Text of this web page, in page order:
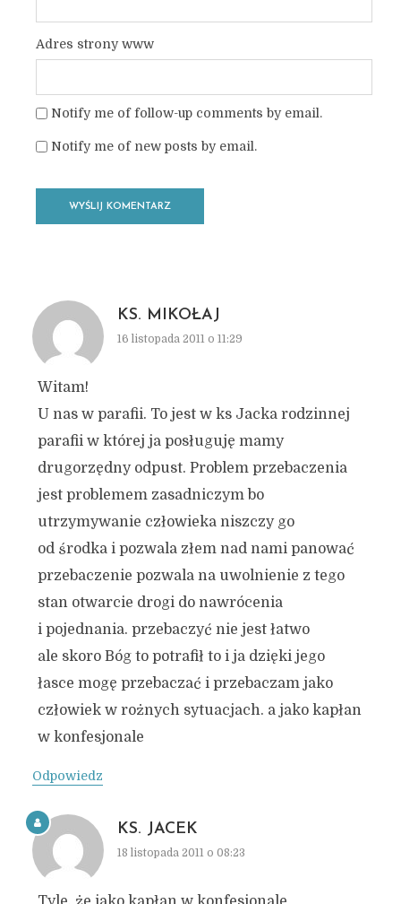
Adres strony www
Notify me of follow-up comments by email.
Notify me of new posts by email.
KS. MIKOŁAJ
16 listopada 2011 o 11:29
Witam!
U nas w parafii. To jest w ks Jacka rodzinnej
parafii w której ja posługuję mamy
drugorzędny odpust. Problem przebaczenia
jest problemem zasadniczym bo
utrzymywanie człowieka niszczy go
od środka i pozwala złem nad nami panować
przebaczenie pozwala na uwolnienie z tego
stan otwarcie drogi do nawrócenia
i pojednania. przebaczyć nie jest łatwo
ale skoro Bóg to potrafił to i ja dzięki jego
łasce mogę przebaczać i przebaczam jako
człowiek w rożnych sytuacjach. a jako kapłan
w konfesjonale
Odpowiedz
KS. JACEK
18 listopada 2011 o 08:23